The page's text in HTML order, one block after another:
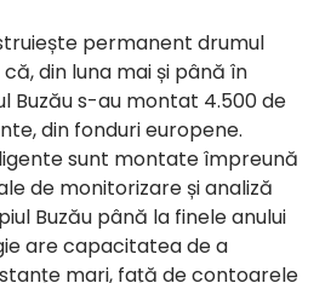
permanent drumul
din luna mai și până în
Buzău s-au montat 4.500 de
din fonduri europene.
sunt montate împreună
de monitorizare și analiză
Buzău până la finele anului
are capacitatea de a
mari, față de contoarele